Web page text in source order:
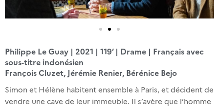
Philippe Le Guay | 2021 | 119’ | Drame | Français avec
sous-titre indonésien
François Cluzet, Jérémie Renier, Bérénice Bejo
Simon et Hélène habitent ensemble à Paris, et décident de
vendre une cave de leur immeuble. Il s’avère que l’homme